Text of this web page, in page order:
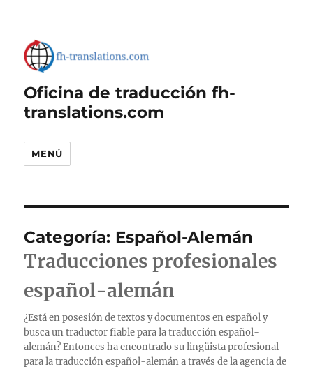
Oficina de traducción fh-
translations.com
MENÚ
Categoría: Español-Alemán
Traducciones profesionales
español-alemán
¿Está en posesión de textos y documentos en español y
busca un traductor fiable para la traducción español-
alemán? Entonces ha encontrado su lingüista profesional
para la traducción español-alemán a través de la agencia de